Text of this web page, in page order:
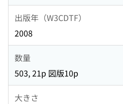
出版年（W3CDTF）
2008
数量
503, 21p 図版10p
大きさ